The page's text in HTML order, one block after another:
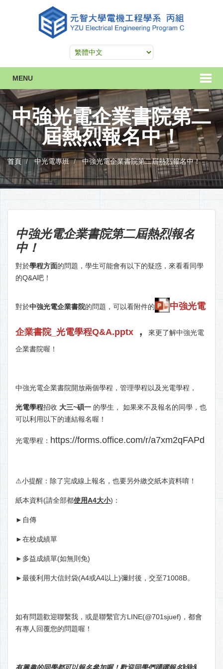
MENU
中強光電企業書院第二
屆熱烈報名中！
首頁 中光電專班 中強光電企業書院第二屆熱烈報名中！
中強光電企業書院第二屆熱烈報名
中！
對於學程方面的問題，學生可能會有以下的疑惑，來看看同學
的Q&A吧！
對於中強光電企業書院的問題，可以看附件的 中強光電
企業書院_光電學程Q&A.pptx ， 來更了解中強光電
企業書院喔！
中強光電企業書院開放兩個學程，管理學程以及光電學程，
光電學程招收 大三~碩一 的學生， 如果來不及報名的同學，也
可以利用以下的連結報名喔！
光電學程： https://forms.office.com/r/a7xm2qFAPd
⚠小提醒：除了完成線上報名，也要另外繳交紙本資料唷！
紙本資料(請全部都使用A4大小)：
►自傳
►在校成績單
►多益成績單(如無則免)
►最後利用大信封袋(A4或A4以上)彌封後，交至71008B。
如有問題歡迎聯繫我，或是聯繫官方LINE(@701sjuef)，都會
有專人回覆您的問題喔！